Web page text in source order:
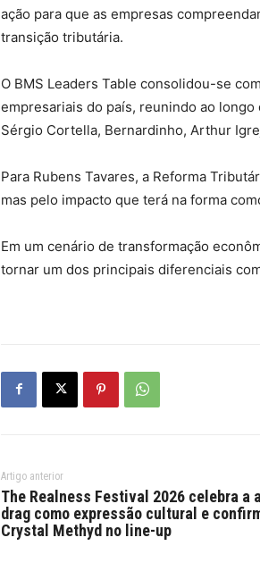
ação para que as empresas
transição tributária.
O BMS Leaders Table consolidou-se
empresariais do país, reunindo ao
Sérgio Cortella, Bernardinho, Arthur
Para Rubens Tavares, a Reforma
mas pelo impacto que terá na forma
Em um cenário de transformação
tornar um dos principais diferenciais
Artigo anterior
The Realness Festival 2026 celebra a
drag como expressão cultural e
Crystal Methyd no line-up